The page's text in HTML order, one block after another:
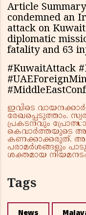
Article
condemned an
attack on
diplomatic
fatality and 63
#KuwaitAttack
ഇവിടെ
രേഖപ്പെടുത്താം.
പ്രകടനവും
കെവാർത്തയുടെ
കണക്കാക്കരുത്.
പരാമർശങ്ങളും
ശക്തമായ
Tags